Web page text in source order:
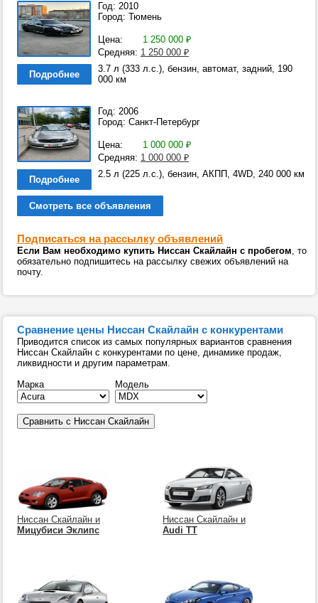
Год: 2010
Город: Тюмень
Цена: 1 250 000 ₽
Средняя: 1 250 000 ₽
Подробнее
3.7 л (333 л.с.), бензин, автомат, задний, 190
000 км
Год: 2006
Город: Санкт-Петербург
Цена: 1 000 000 ₽
Средняя: 1 000 000 ₽
Подробнее
2.5 л (225 л.с.), бензин, АКПП, 4WD, 240 000 км
Смотреть все объявления
Подписаться на рассылку объявлений
Если Вам необходимо купить Ниссан Скайлайн с пробегом, то
обязательно подпишитесь на рассылку свежих объявлений на
почту.
Сравнение цены Ниссан Скайлайн с конкурентами
Приводится список из самых популярных вариантов сравнения
Ниссан Скайлайн с конкурентами по цене, динамике продаж,
ликвидности и другим параметрам.
Марка
Модель
Ниссан Скайлайн и
Мицубиси Эклипс
Ниссан Скайлайн и
Audi TT